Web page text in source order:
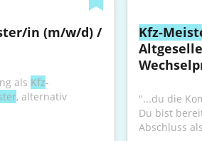
in (m/w/d) /
als Kfz-
, alternativ
Kfz-
"...du die
Du bist
Abschluss als